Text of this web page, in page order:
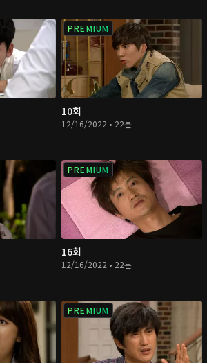
PREMIUM
10회
12/16/2022 • 22분
PREMIUM
16회
12/16/2022 • 22분
PREMIUM